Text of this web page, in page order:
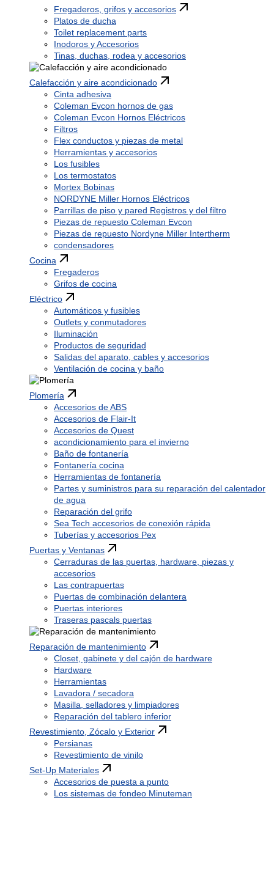
Fregaderos, grifos y accesorios
Platos de ducha
Toilet replacement parts
Inodoros y Accesorios
Tinas, duchas, rodea y accesorios
Calefacción y aire acondicionado
Cinta adhesiva
Coleman Evcon hornos de gas
Coleman Evcon Hornos Eléctricos
Filtros
Flex conductos y piezas de metal
Herramientas y accesorios
Los fusibles
Los termostatos
Mortex Bobinas
NORDYNE Miller Hornos Eléctricos
Parrillas de piso y pared Registros y del filtro
Piezas de repuesto Coleman Evcon
Piezas de repuesto Nordyne Miller Intertherm
condensadores
Cocina
Fregaderos
Grifos de cocina
Eléctrico
Automáticos y fusibles
Outlets y conmutadores
Iluminación
Productos de seguridad
Salidas del aparato, cables y accesorios
Ventilación de cocina y baño
Plomería
Accesorios de ABS
Accesorios de Flair-It
Accesorios de Quest
acondicionamiento para el invierno
Baño de fontanería
Fontanería cocina
Herramientas de fontanería
Partes y suministros para su reparación del calentador
de agua
Reparación del grifo
Sea Tech accesorios de conexión rápida
Tuberías y accesorios Pex
Puertas y Ventanas
Cerraduras de las puertas, hardware, piezas y
accesorios
Las contrapuertas
Puertas de combinación delantera
Puertas interiores
Traseras pascals puertas
Reparación de mantenimiento
Closet, gabinete y del cajón de hardware
Hardware
Herramientas
Lavadora / secadora
Masilla, selladores y limpiadores
Reparación del tablero inferior
Revestimiento, Zócalo y Exterior
Persianas
Revestimiento de vinilo
Set-Up Materiales
Accesorios de puesta a punto
Los sistemas de fondeo Minuteman